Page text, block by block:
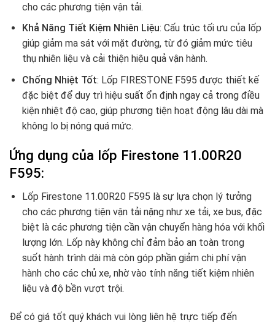
cho các phương tiện vận tải.
Khả Năng Tiết Kiệm Nhiên Liệu: Cấu trúc tối ưu của lốp
giúp giảm ma sát với mặt đường, từ đó giảm mức tiêu
thụ nhiên liệu và cải thiện hiệu quả vận hành.
Chống Nhiệt Tốt: Lốp FIRESTONE F595 được thiết kế
đặc biệt để duy trì hiệu suất ổn định ngay cả trong điều
kiện nhiệt độ cao, giúp phương tiện hoạt động lâu dài mà
không lo bị nóng quá mức.
Ứng dụng của lốp Firestone 11.00R20
F595:
Lốp Firestone 11.00R20 F595 là sự lựa chọn lý tưởng
cho các phương tiện vận tải nặng như xe tải, xe bus, đặc
biệt là các phương tiện cần vận chuyển hàng hóa với khối
lượng lớn. Lốp này không chỉ đảm bảo an toàn trong
suốt hành trình dài mà còn góp phần giảm chi phí vận
hành cho các chủ xe, nhờ vào tính năng tiết kiệm nhiên
liệu và độ bền vượt trội.
Để có giá tốt quý khách vui lòng liên hệ trực tiếp đến